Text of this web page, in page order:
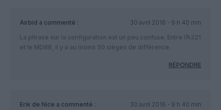
Airbid a commenté :
30 avril 2016 - 9 h 40 min
La phrase sur la configuration est un peu confuse. Entre l’A321
et le MD88, il y a au moins 50 sièges de différence.
RÉPONDRE
Erik de Nice a commenté :
30 avril 2016 - 9 h 40 min